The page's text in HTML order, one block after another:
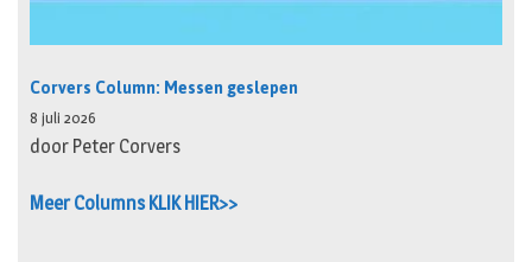
Corvers Column: Messen geslepen
8 juli 2026
door Peter Corvers
Meer Columns KLIK HIER>>